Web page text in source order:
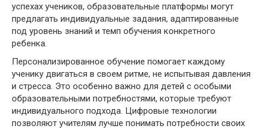
успехах учеников, образовательные платформы могут
предлагать индивидуальные задания, адаптированные
под уровень знаний и темп обучения конкретного
ребенка.
Персонализированное обучение помогает каждому
ученику двигаться в своем ритме, не испытывая давления
и стресса. Это особенно важно для детей с особыми
образовательными потребностями, которые требуют
индивидуального подхода. Цифровые технологии
позволяют учителям лучше понимать потребности своих